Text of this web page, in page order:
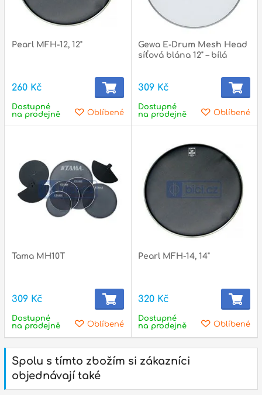
Pearl MFH-12, 12"
260 Kč
Oblíbené
Dostupné
na prodejně
Gewa E-Drum Mesh Head
síťová blána 12" – bílá
309 Kč
Oblíbené
Dostupné
na prodejně
Tama MH10T
309 Kč
Oblíbené
Dostupné
na prodejně
Pearl MFH-14, 14"
320 Kč
Oblíbené
Dostupné
na prodejně
Spolu s tímto zbožím si zákazníci
objednávají také